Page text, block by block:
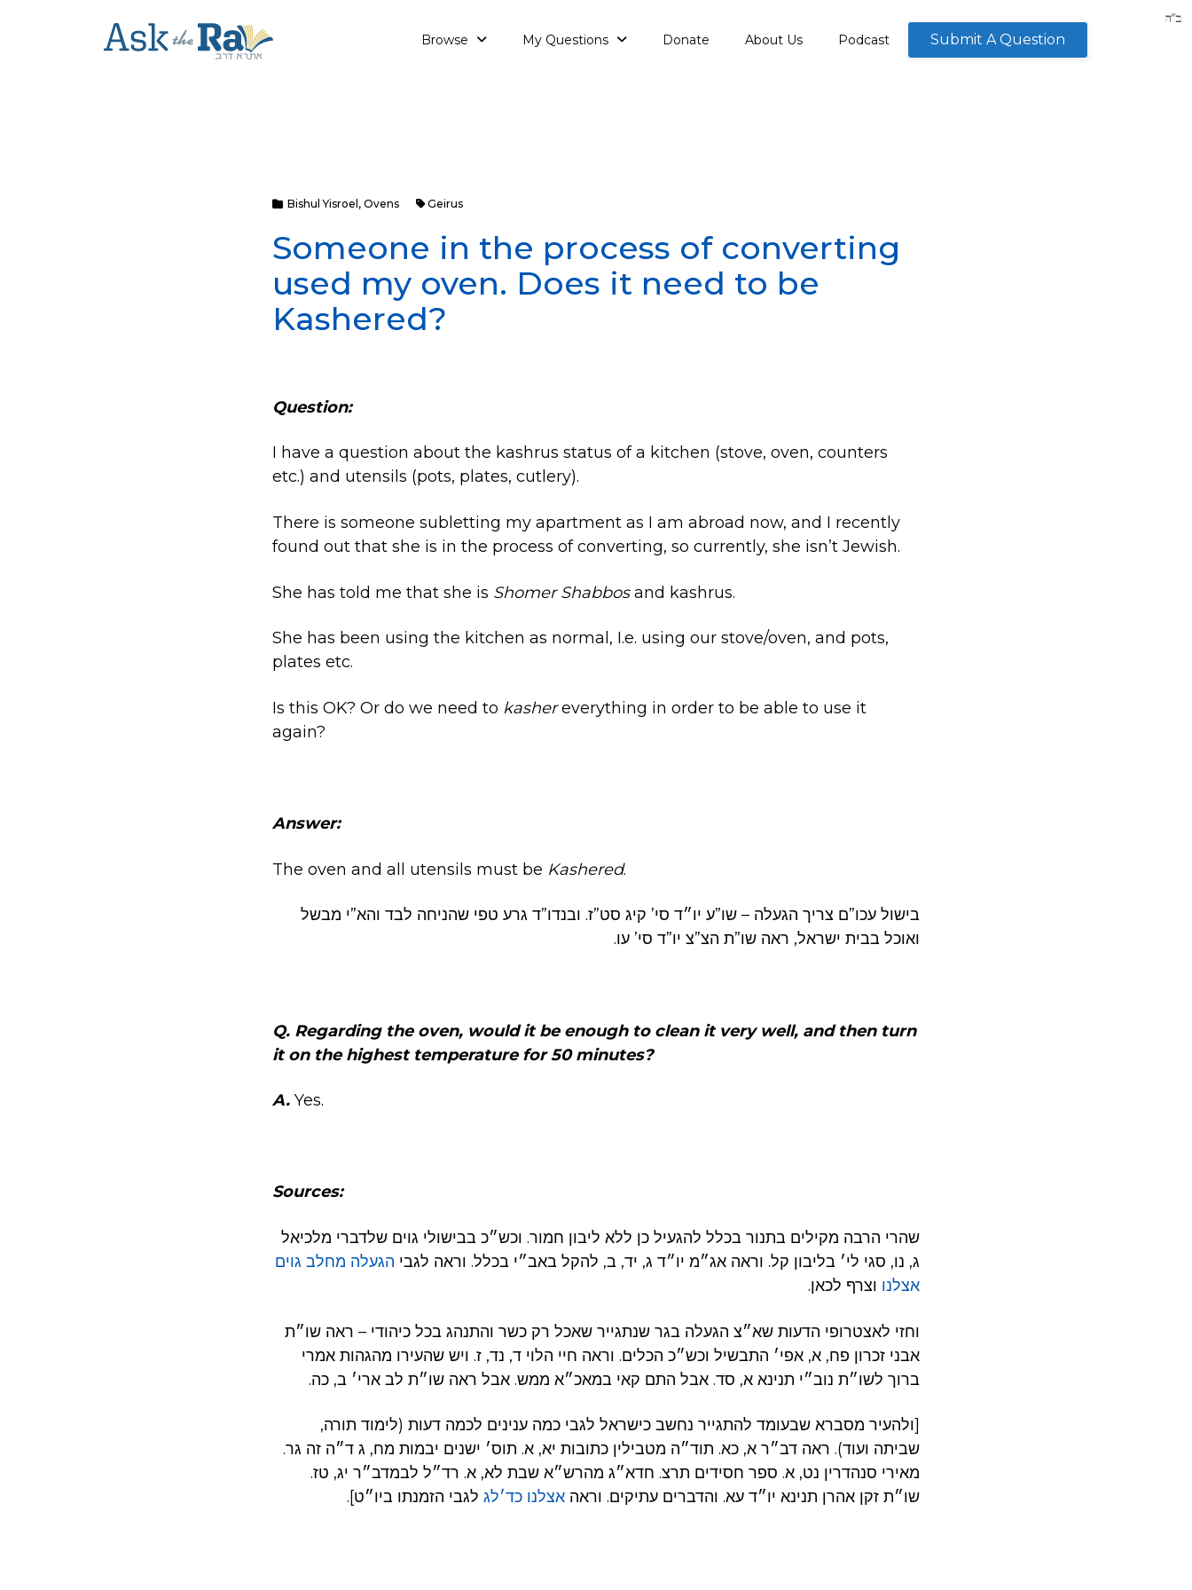
Browse My Questions Donate About Us Podcast Submit A Question
Bishul Yisroel , Ovens Geirus
Someone in the process of converting
used my oven. Does it need to be
Kashered?
Question:
I have a question about the kashrus status of a kitchen (stove, oven, counters
etc.) and utensils (pots, plates, cutlery).
There is someone subletting my apartment as I am abroad now, and I recently
found out that she is in the process of converting, so currently, she isn’t Jewish.
She has told me that she is Shomer Shabbosand kashrus.
She has been using the kitchen as normal, I.e. using our stove/oven, and pots,
plates etc.
Is this OK? Or do we need to kashereverything in order to be able to use it
again?
Answer:
The oven and all utensils must be Kashered.
בישול עכו”ם צריך הגעלה – שו”ע יו״ד סי’ קיג סט”ז. ובנדו”ד גרע טפי שהניחה לבד והא”י מבשל
ואוכל בבית ישראל, ראה שו”ת הצ”צ יו”ד סי’ עו.
Q. Regarding the oven, would it be enough to clean it very well, and then turn
it on the highest temperature for 50 minutes?
A. Yes.
Sources:
שהרי הרבה מקילים בתנור בכלל להגעיל כן ללא ליבון חמור. וכש״כ בבישולי גוים שלדברי מלכיאל
ג, נו, סגי לי׳ בליבון קל. וראה אג״מ יו״ד ג, יד, ב, להקל באב״י בכלל. וראה לגבי הגעלה מחלב גוים
אצלנו וצרף לכאן.
וחזי לאצטרופי הדעות שא״צ הגעלה בגר שנתגייר שאכל רק כשר והתנהג בכל כיהודי – ראה שו״ת
אבני זכרון פח, א, אפי׳ התבשיל וכש״כ הכלים. וראה חיי הלוי ד, נד, ז. ויש שהעירו מהגהות אמרי
ברוך לשו״ת נוב״י תנינא א, סד. אבל התם קאי במאכ״א ממש. אבל ראה שו״ת לב ארי׳ ב, כה.
[ולהעיר מסברא שבעומד להתגייר נחשב כישראל לגבי כמה ענינים לכמה דעות (לימוד תורה,
שביתה ועוד). ראה דב״ר א, כא. תוד״ה מטבילין כתובות יא, א. תוס׳ ישנים יבמות מח, ג ד״ה זה גר.
מאירי סנהדרין נט, א. ספר חסידים תרצ. חדא״ג מהרש״א שבת לא, א. רד״ל לבמדב״ר יג, טז.
שו״ת זקן אהרן תנינא יו״ד עא. והדברים עתיקים. וראה אצלנו כד׳לג לגבי הזמנתו ביו״ט].